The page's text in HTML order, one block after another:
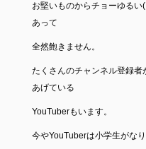
お堅いものからチョーゆる
あって
全然飽きません。
たくさんのチャンネル登録
あげている
YouTuberもいます。
今やYouTuberは小学生がな